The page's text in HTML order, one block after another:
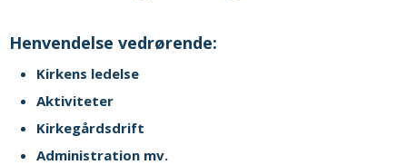
Henvendelse vedrørende:
Kirkens ledelse
Aktiviteter
Kirkegårdsdrift
Administration mv.